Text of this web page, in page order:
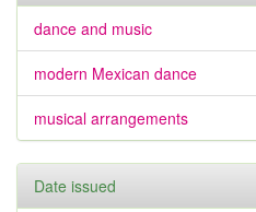
dance and music
modern Mexican dance
musical arrangements
Date issued